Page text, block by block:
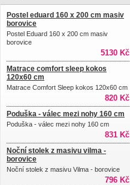
Postel eduard 160 x 200 cm masiv
borovice
Postel Eduard 160 x 200 cm masiv
borovice
5130 Kč
Matrace comfort sleep kokos
120x60 cm
Matrace Comfort Sleep kokos 120x60 cm
820 Kč
Poduška - válec mezi nohy 160 cm
Poduška - válec mezi nohy 160 cm
831 Kč
Noční stolek z masivu vilma -
borovice
Noční stolek z masivu Vilma - borovice
796 Kč